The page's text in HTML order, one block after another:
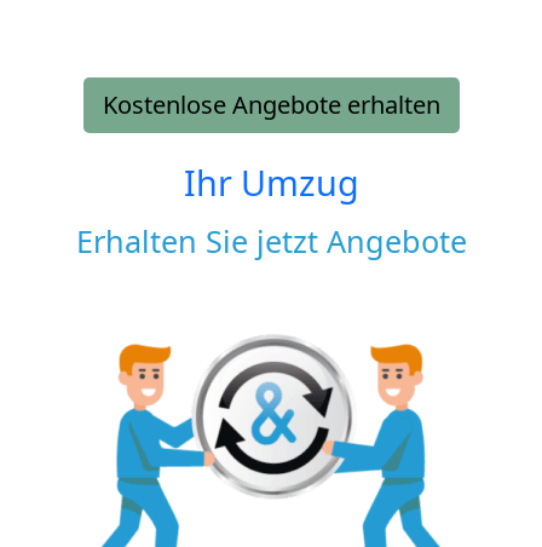
Kostenlose Angebote erhalten
Ihr Umzug
Erhalten Sie jetzt Angebote